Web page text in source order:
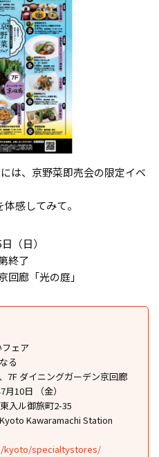
は、京野菜即売会の限定イベ
感してみて。
（日）
終了
回廊「光の庭」
ェア
る
7F ダイニングガーデン京回廊
10日 （金）
入ル御旅町2-35
Kawaramachi Station
kyoto/specialtystores/